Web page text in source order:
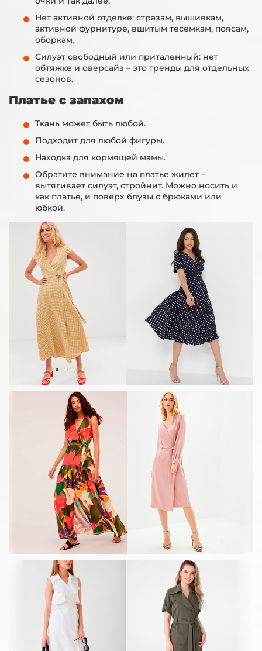
Нет активной отделке: стразам, вышивкам,
активной фурнитуре, вшитым тесемкам, поясам,
оборкам.
Силуэт свободный или приталенный: нет
обтяжке и оверсайз – это тренды для отдельных
сезонов.
Платье с запахом
Ткань может быть любой.
Подходит для любой фигуры.
Находка для кормящей мамы.
Обратите внимание на платье жилет –
вытягивает силуэт, стройнит. Можно носить и
как платье, и поверх блузы с брюками или
юбкой.